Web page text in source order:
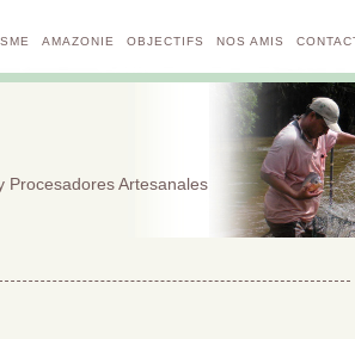
AMAZONIE OBJECTIFS NOS AMIS
Procesadores Artesanales